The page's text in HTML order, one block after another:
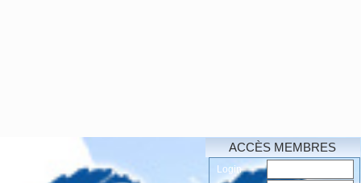
ACCÈS MEMBRES
Login